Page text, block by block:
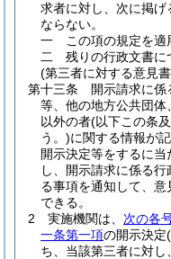
求者に対し、次に掲
ならない。
一
この項の規定を
二
残りの行政文書に
(第三者に対する意見
第十三条
開示請求に係
等、他の地方公共団
以外の者(以下この条
う。)に関する情報が
開示決定等をするに
し、開示請求に係る
る事項を通知して、
できる。
2
実施機関は、 次の各
一条第一項の開示決定
ち、当該第三者に対